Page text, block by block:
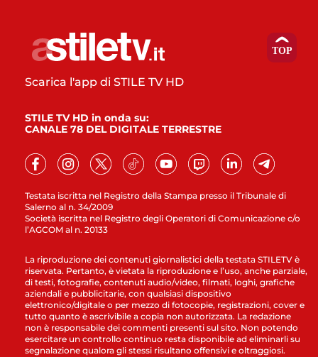
Testata iscritta nel Registro della Stampa presso il Tribunale di
Salerno al n. 34/2009
Società iscritta nel Registro degli Operatori di Comunicazione c/o
l’AGCOM al n. 20133
Scarica l'app di STILE TV HD
STILE TV HD in onda su:
CANALE 78 DEL DIGITALE TERRESTRE
La riproduzione dei contenuti giornalistici della testata STILETV è
riservata. Pertanto, è vietata la riproduzione e l’uso, anche parziale,
di testi, fotografie, contenuti audio/video, filmati, loghi, grafiche
aziendali e pubblicitarie, con qualsiasi dispositivo
elettronico/digitale o per mezzo di fotocopie, registrazioni, cover e
tutto quanto è ascrivibile a copia non autorizzata. La redazione
non è responsabile dei commenti presenti sul sito. Non potendo
esercitare un controllo continuo resta disponibile ad eliminarli su
segnalazione qualora gli stessi risultano offensivi e oltraggiosi.